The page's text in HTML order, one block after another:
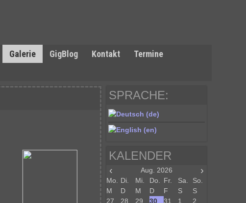
Galerie GigBlog Kontakt
Termine
SPRACHE:
KALENDER
‹ Aug. 2026 ›
Mo. Di. Mi. Do. Fr. Sa.
So.
M
D M D F S
S
27
28 29 30 31 1
2